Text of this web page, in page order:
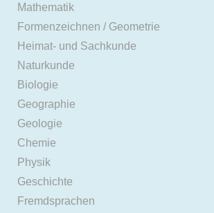
Mathematik
Formenzeichnen / Geometrie
Heimat- und Sachkunde
Naturkunde
Biologie
Geographie
Geologie
Chemie
Physik
Geschichte
Fremdsprachen